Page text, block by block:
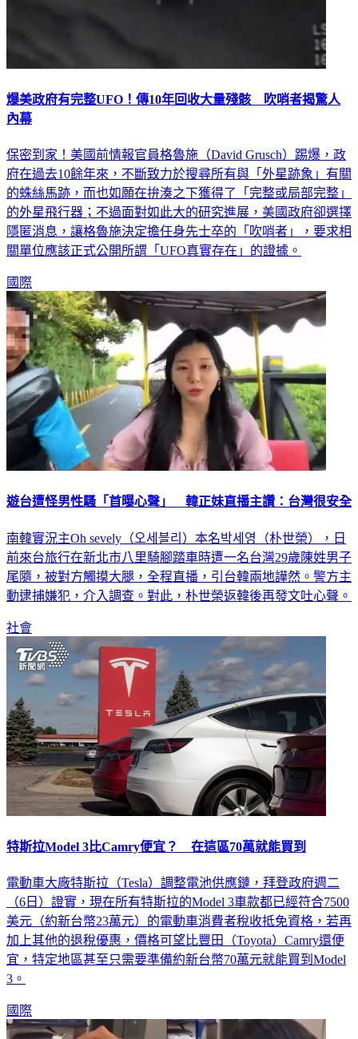
爆美政府有完整UFO！傳10年回收大量殘骸 吹哨者揭驚人
內幕
保密到家！美國前情報官員格魯施（David Grusch）踢爆，政
府在過去10餘年來，不斷致力於搜尋所有與「外星跡象」有關
的蛛絲馬跡，而也如願在拚湊之下獲得了「完整或局部完整」
的外星飛行器；不過面對如此大的研究進展，美國政府卻選擇
隱匿消息，讓格魯施決定擔任身先士卒的「吹哨者」，要求相
關單位應該正式公開所謂「UFO真實存在」的證據。
國際
遊台遭怪男性騷「首曝心聲」 韓正妹直播主讚：台灣很安全
南韓實況主Oh sevely（오세블리）本名박세영（朴世榮），日
前來台旅行在新北市八里騎腳踏車時遭一名台灣29歲陳姓男子
尾隨，被對方觸摸大腿，全程直播，引台韓兩地譁然。警方主
動逮捕嫌犯，介入調查。對此，朴世榮返韓後再發文吐心聲。
社會
特斯拉Model 3比Camry便宜？ 在這區70萬就能買到
電動車大廠特斯拉（Tesla）調整電池供應鏈，拜登政府週二
（6日）證實，現在所有特斯拉的Model 3車款都已經符合7500
美元（約新台幣23萬元）的電動車消費者稅收抵免資格，若再
加上其他的退稅優惠，價格可望比豐田（Toyota）Camry還便
宜，特定地區甚至只需要準備約新台幣70萬元就能買到Model
3。
國際